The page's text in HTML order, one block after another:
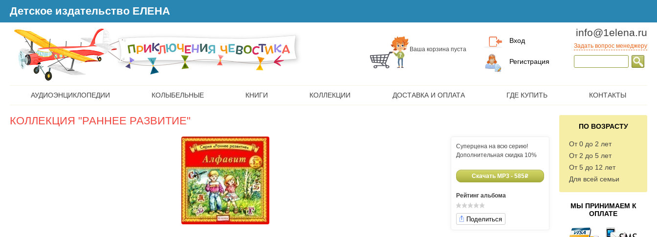
Детское издательство ЕЛЕНА
info@1elena.ru
Задать вопрос менеджеру
Вход
Регистрация
Ваша корзина пуста
АУДИОЭНЦИКЛОПЕДИИ КОЛЫБЕЛЬНЫЕ КНИГИ КОЛЛЕКЦИИ ДОСТАВКА И ОПЛАТА ГДЕ КУПИТЬ КОНТАКТЫ
ПО ВОЗРАСТУ
От 0 до 2 лет
От 2 до 5 лет
От 5 до 12 лет
Для всей семьи
МЫ ПРИНИМАЕМ К
ОПЛАТЕ
КОЛЛЕКЦИЯ "РАННЕЕ РАЗВИТИЕ"
Суперцена на всю серию!
Дополнительная скидка 10%
Скачать MP3 - 585o
Рейтинг альбома
Поделиться